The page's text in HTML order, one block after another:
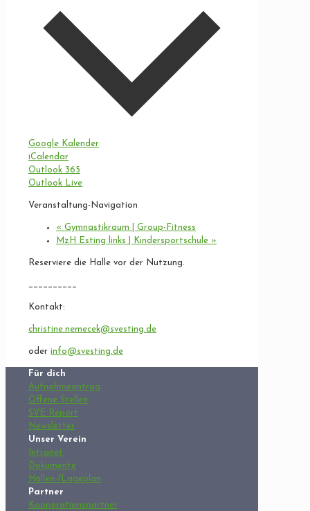
Google Kalender
iCalendar
Outlook 365
Outlook Live
Veranstaltung-Navigation
« Gymnastikraum | Group-Fitness
MzH Esting links | Kindersportschule »
Reserviere die Halle vor der Nutzung.
__________
Kontakt:
christine.nemecek@svesting.de
oder info@svesting.de
Für dich
Aufnahmeantrag
Offene Stellen
SVE Report
Newsletter
Unser Verein
Intranet
Dokumente
Hallen-/Lageplan
Partner
Kooperationspartner